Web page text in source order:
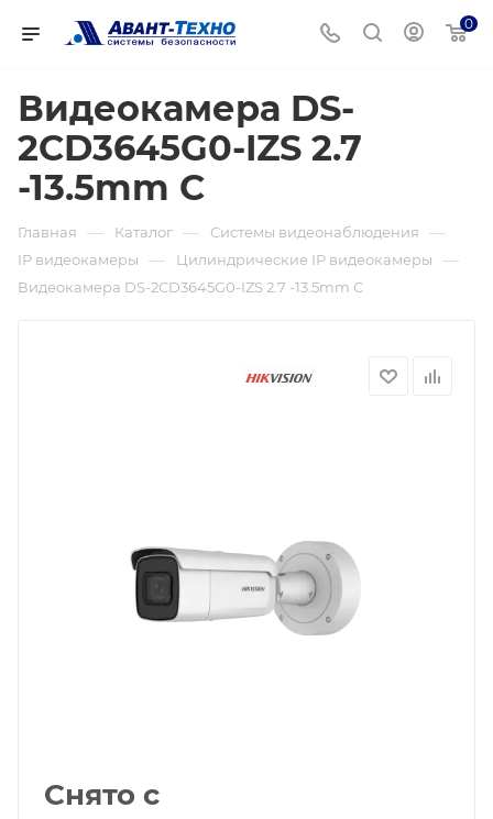
0
Видеокамера DS-
2CD3645G0-IZS 2.7
-13.5mm C
Главная — Каталог — Системы видеонаблюдения —
IP видеокамеры — Цилиндрические IP видеокамеры —
Видеокамера DS-2CD3645G0-IZS 2.7 -13.5mm C
Снято с